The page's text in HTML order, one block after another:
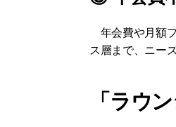
年会費や月額
ス層まで、ニー
「ラウ